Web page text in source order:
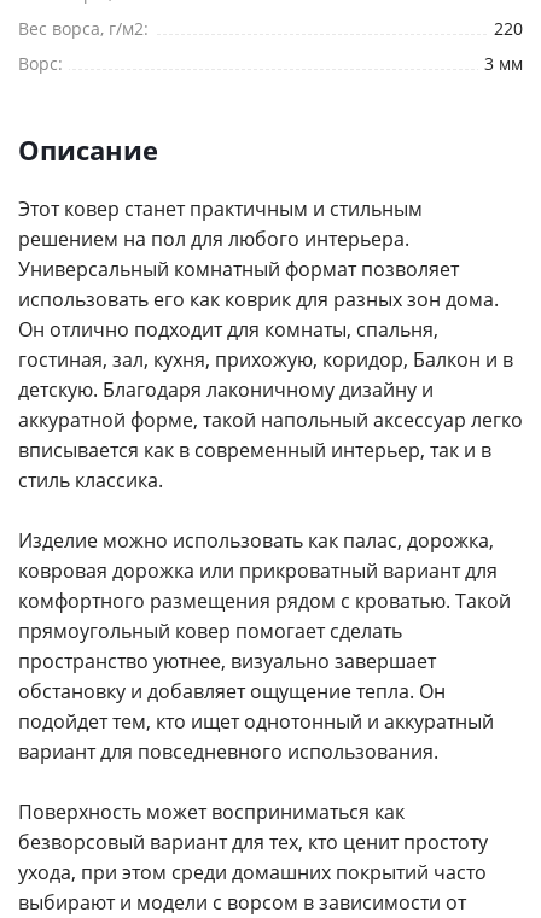
Вес ворса, г/м2:
220
Ворс:
3 мм
Описание
Этот ковер станет практичным и стильным
решением на пол для любого интерьера.
Универсальный комнатный формат позволяет
использовать его как коврик для разных зон дома.
Он отлично подходит для комнаты, спальня,
гостиная, зал, кухня, прихожую, коридор, Балкон и в
детскую. Благодаря лаконичному дизайну и
аккуратной форме, такой напольный аксессуар легко
вписывается как в современный интерьер, так и в
стиль классика.
Изделие можно использовать как палас, дорожка,
ковровая дорожка или прикроватный вариант для
комфортного размещения рядом с кроватью. Такой
прямоугольный ковер помогает сделать
пространство уютнее, визуально завершает
обстановку и добавляет ощущение тепла. Он
подойдет тем, кто ищет однотонный и аккуратный
вариант для повседневного использования.
Поверхность может восприниматься как
безворсовый вариант для тех, кто ценит простоту
ухода, при этом среди домашних покрытий часто
выбирают и модели с ворсом в зависимости от
Ваше имя*
Телефон*
E-mail
Комментарий